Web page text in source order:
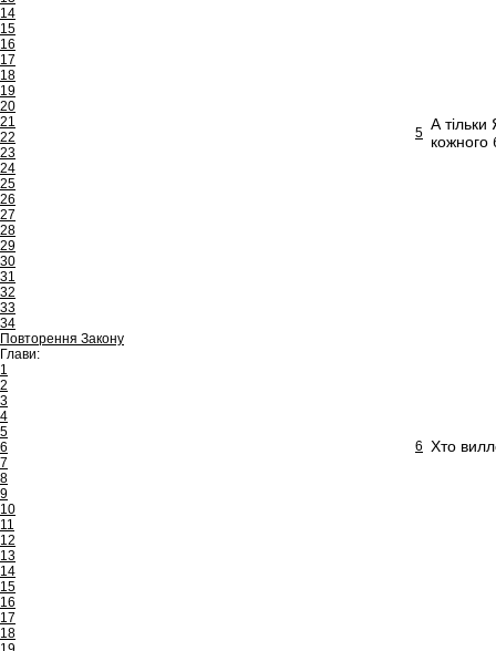
14
15
16
17
18
19
20
21
22
23
24
25
26
27
28
29
30
31
32
33
34
Повторення Закону
Глави:
1
2
3
4
5
6
7
8
9
10
11
12
13
14
15
16
17
18
5 А тільки
кожного
6 Хто